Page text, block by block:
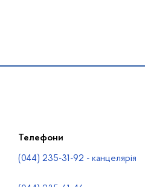
Телефони
(044) 235-31-92 - канцелярія